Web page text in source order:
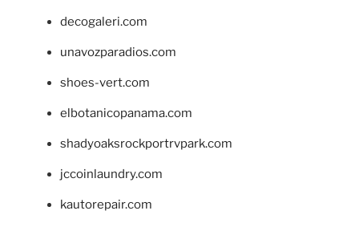
decogaleri.com
unavozparadios.com
shoes-vert.com
elbotanicopanama.com
shadyoaksrockportrvpark.com
jccoinlaundry.com
kautorepair.com